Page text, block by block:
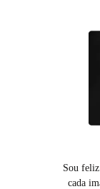
Sou
cada